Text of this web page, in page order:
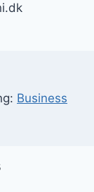
Business